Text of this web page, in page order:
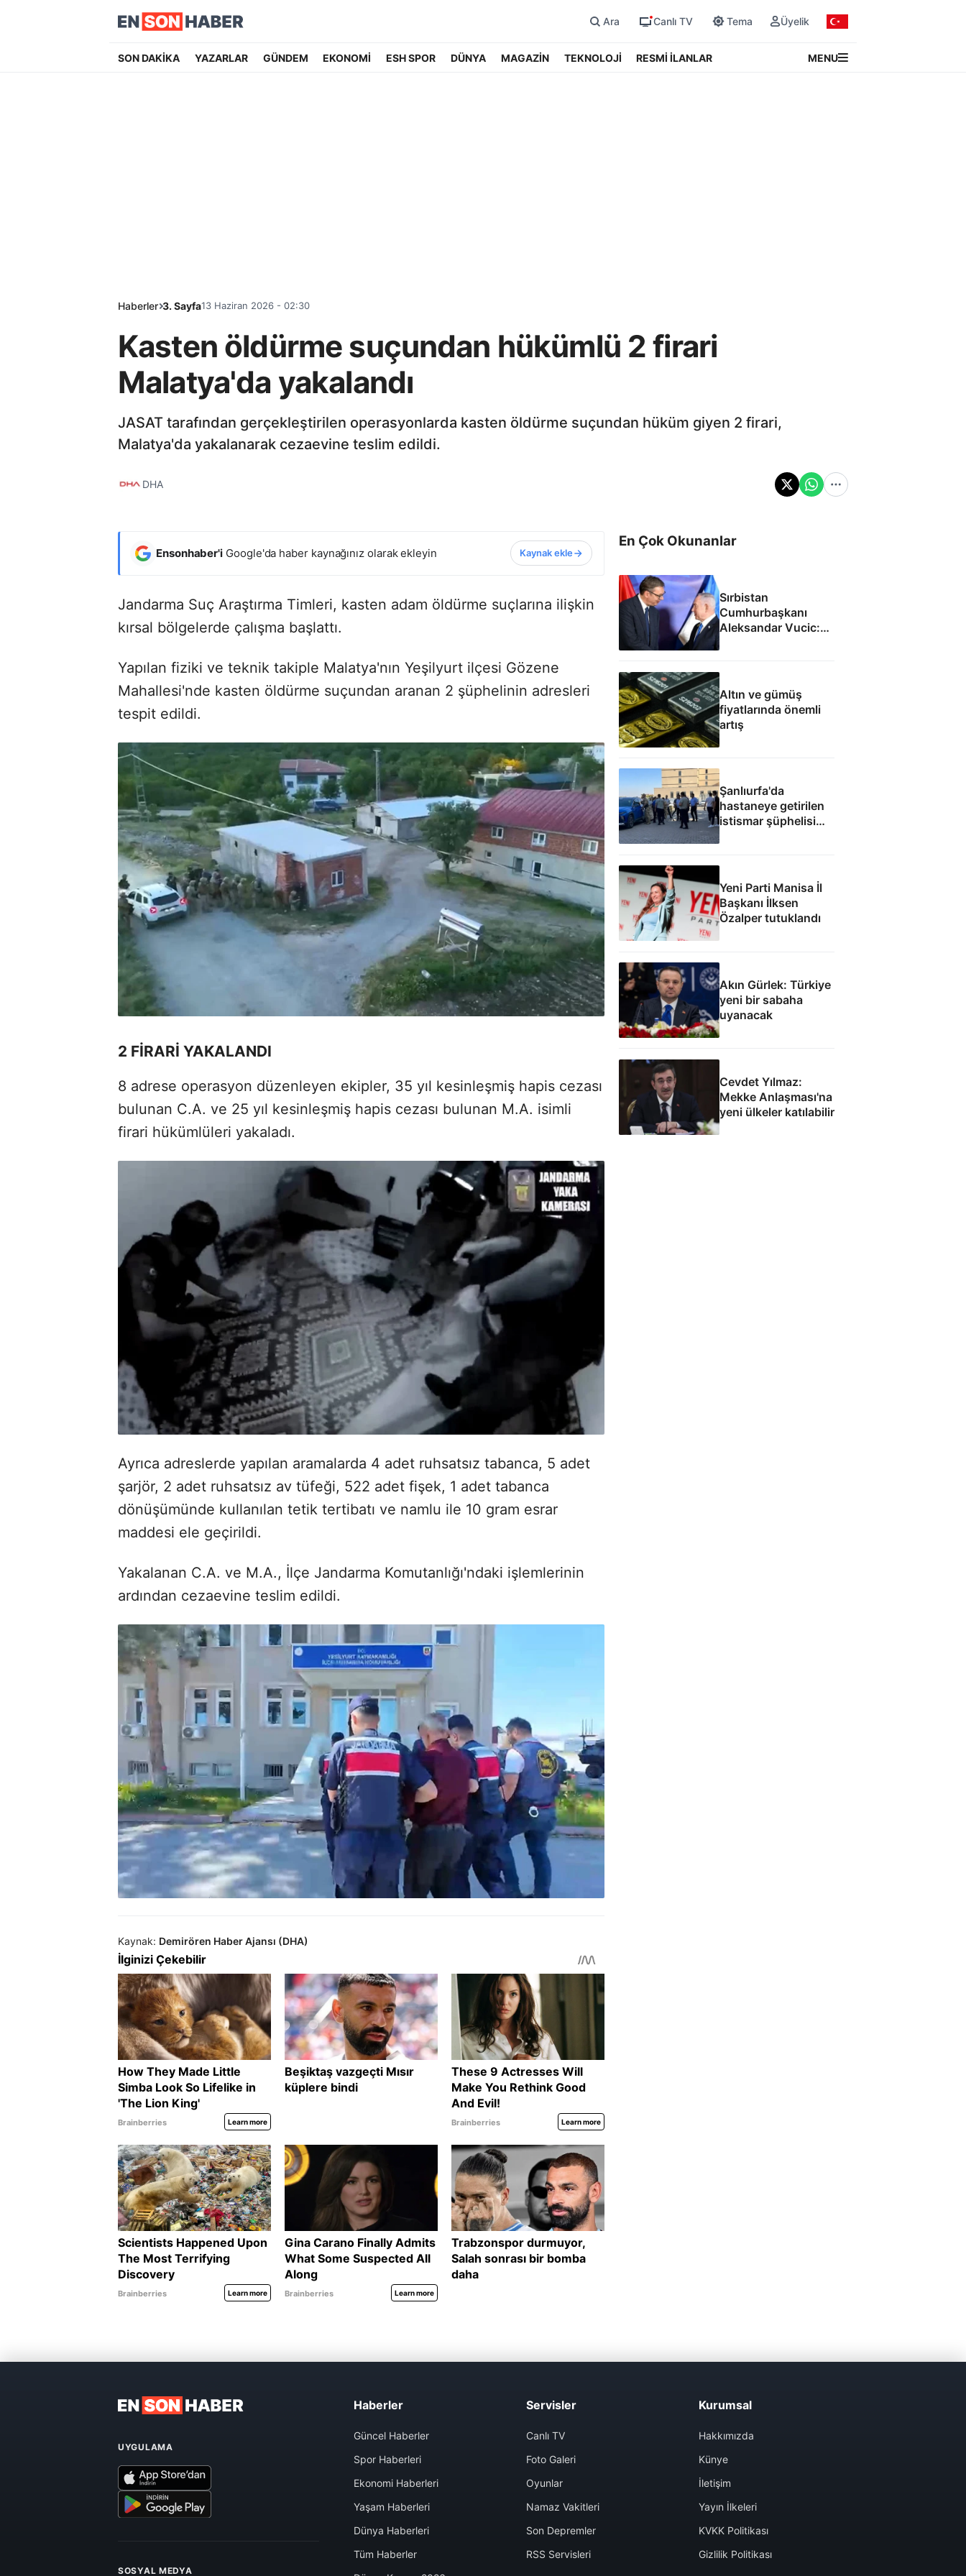
Ara Canlı TV Tema Üyelik
SON DAKİKA YAZARLAR GÜNDEM EKONOMİ ESH SPOR DÜNYA MAGAZİN TEKNOLOJİ RESMİ İLANLAR MENU
Haberler 3. Sayfa13 Haziran 2026 - 02:30
Kasten öldürme suçundan hükümlü 2 firari
Malatya'da yakalandı
JASAT tarafından gerçekleştirilen operasyonlarda kasten öldürme suçundan hüküm giyen 2 firari,
Malatya'da yakalanarak cezaevine teslim edildi.
DHA
Ensonhaber'i Google'da haber kaynağınız olarak ekleyin Kaynak ekle
Jandarma Suç Araştırma Timleri, kasten adam öldürme suçlarına ilişkin
kırsal bölgelerde çalışma başlattı.
Yapılan fiziki ve teknik takiple Malatya'nın Yeşilyurt ilçesi Gözene
Mahallesi'nde kasten öldürme suçundan aranan 2 şüphelinin adresleri
tespit edildi.
2 FİRARİ YAKALANDI
8 adrese operasyon düzenleyen ekipler, 35 yıl kesinleşmiş hapis cezası
bulunan C.A. ve 25 yıl kesinleşmiş hapis cezası bulunan M.A. isimli
firari hükümlüleri yakaladı.
Ayrıca adreslerde yapılan aramalarda 4 adet ruhsatsız tabanca, 5 adet
şarjör, 2 adet ruhsatsız av tüfeği, 522 adet fişek, 1 adet tabanca
dönüşümünde kullanılan tetik tertibatı ve namlu ile 10 gram esrar
maddesi ele geçirildi.
Yakalanan C.A. ve M.A., İlçe Jandarma Komutanlığı'ndaki işlemlerinin
ardından cezaevine teslim edildi.
Kaynak: Demirören Haber Ajansı (DHA)
En Çok Okunanlar
Sırbistan
Cumhurbaşkanı
Aleksandar Vucic:
İsrail ile SİHA
Altın ve gümüş
fiyatlarında önemli
artış
Şanlıurfa'da
hastaneye getirilen
istismar şüphelisi
silahlı saldırıda
Yeni Parti Manisa İl
Başkanı İlksen
Özalper tutuklandı
Akın Gürlek: Türkiye
yeni bir sabaha
uyanacak
Cevdet Yılmaz:
Mekke Anlaşması'na
yeni ülkeler katılabilir
UYGULAMA
SOSYAL MEDYA
Haberler
Güncel Haberler
Spor Haberleri
Ekonomi Haberleri
Yaşam Haberleri
Dünya Haberleri
Tüm Haberler
Servisler
Canlı TV
Foto Galeri
Oyunlar
Namaz Vakitleri
Son Depremler
RSS Servisleri
Kurumsal
Hakkımızda
Künye
İletişim
Yayın İlkeleri
KVKK Politikası
Gizlilik Politikası